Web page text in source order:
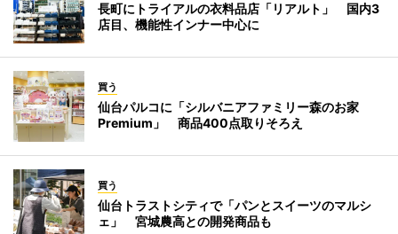
長町にトライアルの衣料品店「リアルト」 国内3
店目、機能性インナー中心に
買う
仙台パルコに「シルバニアファミリー森のお家
Premium」 商品400点取りそろえ
買う
仙台トラストシティで「パンとスイーツのマルシ
ェ」 宮城農高との開発商品も